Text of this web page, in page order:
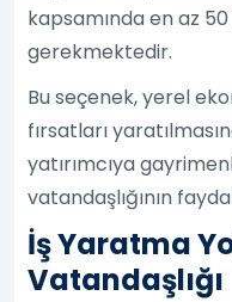
kapsamında en az
gerekmektedir.
Bu seçenek, yerel
fırsatları
yatırımcıya
vatandaşlığının
İş Yaratma
Vatandaşlığı